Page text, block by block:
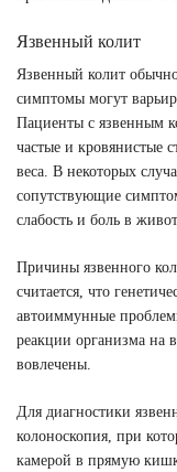
Язвенный колит
Язвенный колит
симптомы могут
Пациенты с язвенным
частые и кровянистые
веса. В некоторых
сопутствующие
слабость и боль в
Причины язвенного
считается, что
автоиммунные
реакции организма на
вовлечены.
Для диагностики
колоноскопия, при
камерой в прямую